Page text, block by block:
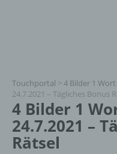
Touchportal > 4 Bilder 1 Wort
24.7.2021 – Tägliches Bonus
4 Bilder 1
24.7.2021 –
Rätsel